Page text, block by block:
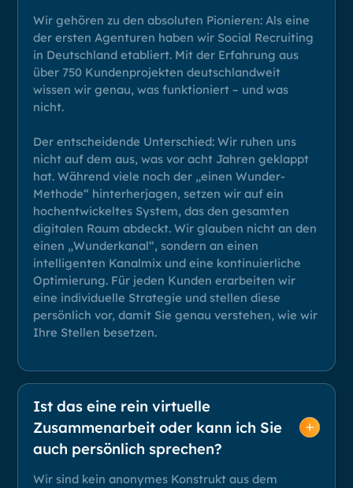
Wir gehören zu den absoluten Pionieren: Als eine
der ersten Agenturen haben wir Social Recruiting
in Deutschland etabliert. Mit der Erfahrung aus
über 750 Kundenprojekten deutschlandweit
wissen wir genau, was funktioniert – und was
nicht.
Der entscheidende Unterschied: Wir ruhen uns
nicht auf dem aus, was vor acht Jahren geklappt
hat. Während viele noch der „einen Wunder-
Methode“ hinterherjagen, setzen wir auf ein
hochentwickeltes System, das den gesamten
digitalen Raum abdeckt. Wir glauben nicht an den
einen „Wunderkanal“, sondern an einen
intelligenten Kanalmix und eine kontinuierliche
Optimierung. Für jeden Kunden erarbeiten wir
eine individuelle Strategie und stellen diese
persönlich vor, damit Sie genau verstehen, wie wir
Ihre Stellen besetzen.
Ist das eine rein virtuelle
Zusammenarbeit oder kann ich Sie
auch persönlich sprechen?
Wir sind kein anonymes Konstrukt aus dem